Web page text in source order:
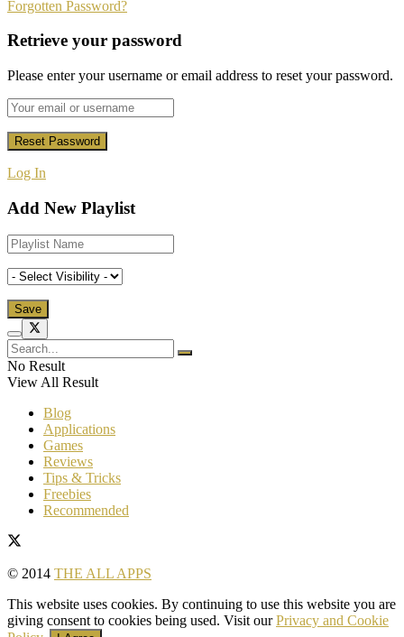
Forgotten Password?
Retrieve your password
Please enter your username or email address to reset your password.
Log In
Add New Playlist
No Result
View All Result
Blog
Applications
Games
Reviews
Tips & Tricks
Freebies
Recommended
© 2014 THE ALL APPS
This website uses cookies. By continuing to use this website you are
giving consent to cookies being used. Visit ourPrivacy and Cookie